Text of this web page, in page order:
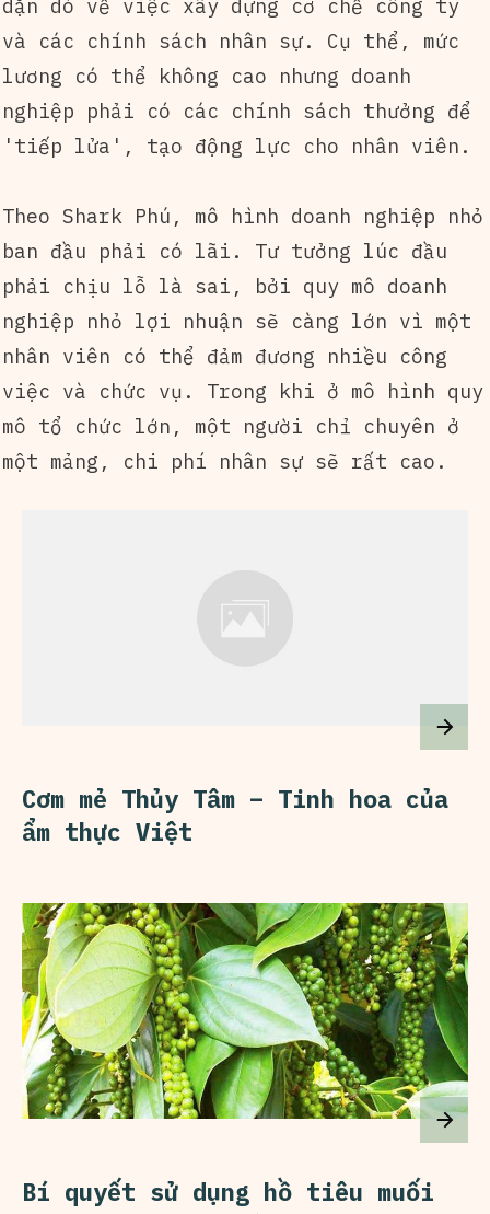
dặn dò về việc xây dựng cơ chế công ty
và các chính sách nhân sự. Cụ thể, mức
lương có thể không cao nhưng doanh
nghiệp phải có các chính sách thưởng để
'tiếp lửa', tạo động lực cho nhân viên.
Theo Shark Phú, mô hình doanh nghiệp nhỏ
ban đầu phải có lãi. Tư tưởng lúc đầu
phải chịu lỗ là sai, bởi quy mô doanh
nghiệp nhỏ lợi nhuận sẽ càng lớn vì một
nhân viên có thể đảm đương nhiều công
việc và chức vụ. Trong khi ở mô hình quy
mô tổ chức lớn, một người chỉ chuyên ở
một mảng, chi phí nhân sự sẽ rất cao.
Cơm mẻ Thủy Tâm – Tinh hoa của
ẩm thực Việt
Bí quyết sử dụng hồ tiêu muối